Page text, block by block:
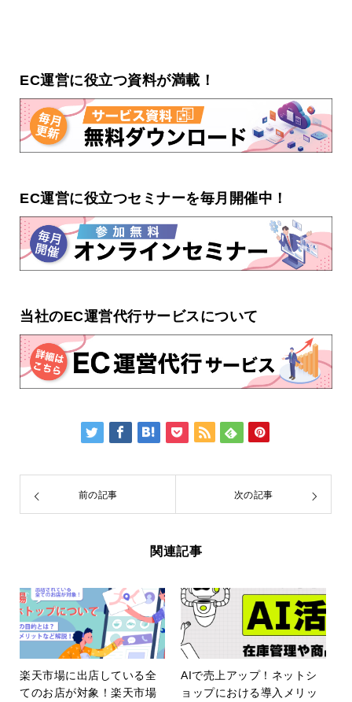
EC運営に役立つ資料が満載！
EC運営に役立つセミナーを毎月開催中！
当社のEC運営代行サービスについて
前の記事 次の記事
関連記事
楽天市場に出店している全
てのお店が対象！楽天市場
AIで売上アップ！ネットシ
ョップにおける導入メリッ